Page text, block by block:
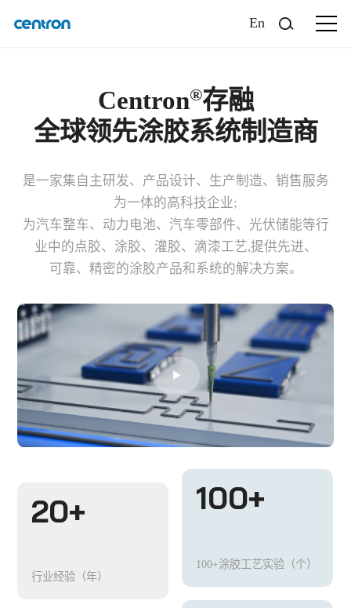
En
Centron®存融
全球领先涂胶系统制造商
是一家集自主研发、产品设计、生产制造、销售服务
为一体的高科技企业;
为汽车整车、动力电池、汽车零部件、光伏储能等行
业中的点胶、涂胶、灌胶、滴漆工艺,提供先进、
可靠、精密的涂胶产品和系统的解决方案。
20+
行业经验（年）
100+
100+涂胶工艺实验（个）